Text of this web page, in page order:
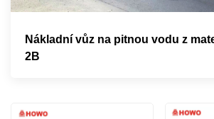
Nákladní vůz na pitnou vodu z
2B